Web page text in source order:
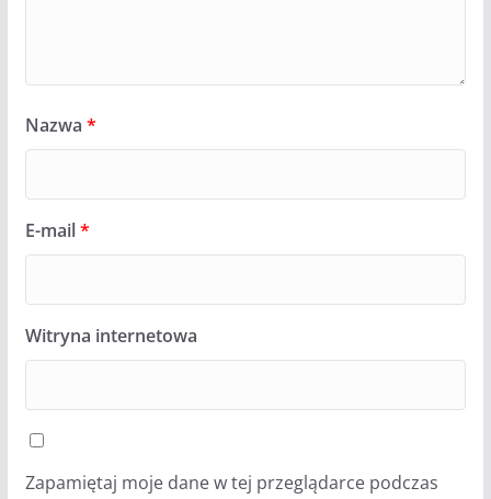
Nazwa *
E-mail*
Witryna internetowa
Zapamiętaj moje dane w tej przeglądarce podczas